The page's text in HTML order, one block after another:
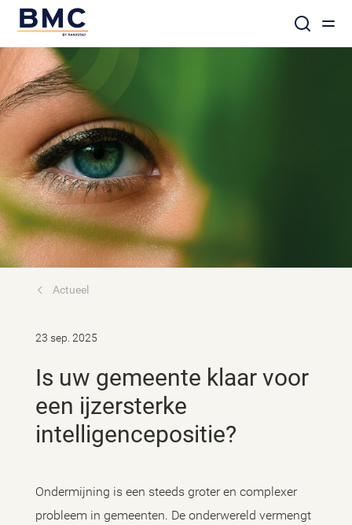
Actueel
23 sep. 2025
Is uw gemeente klaar voor
een ijzersterke
intelligencepositie?
Ondermijning is een steeds groter en complexer
probleem in gemeenten. De onderwereld vermengt